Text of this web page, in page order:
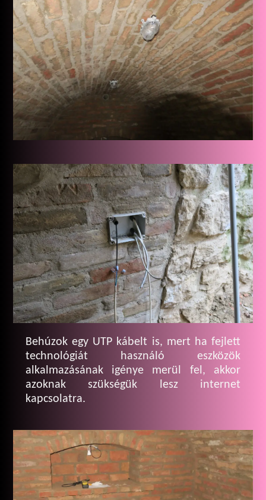
Behúzok egy UTP kábelt is, mert ha fejlett
technológiát használó eszközök
alkalmazásának igénye merül fel, akkor
azoknak szükségük lesz internet
kapcsolatra.